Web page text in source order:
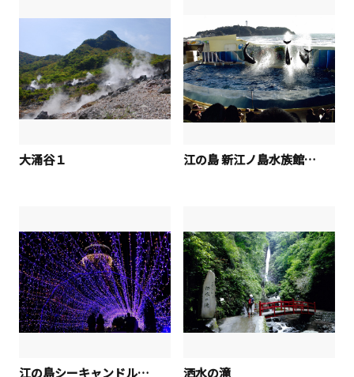
大涌谷１ 江の島 新江ノ島水族館「ジャンプいっぱい」
江の島シーキャンドル「光の道」 洒水の滝